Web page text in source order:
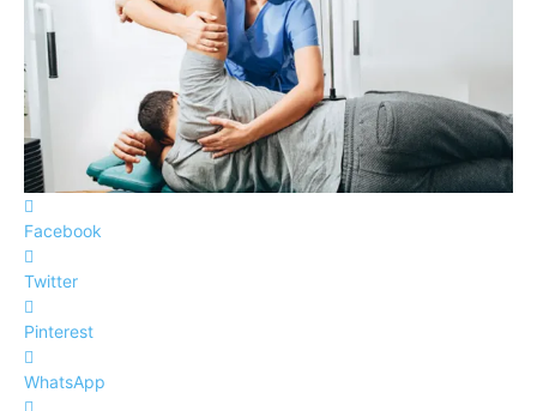
Facebook
Twitter
Pinterest
WhatsApp